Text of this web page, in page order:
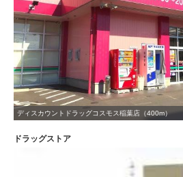
ディスカウントドラッグコスモス稲葉店（400m）
ドラッグストア